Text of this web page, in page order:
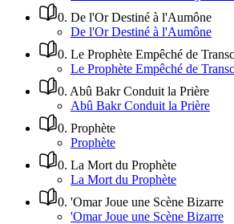
0. De l'Or Destiné à l'Aumône
De l'Or Destiné à l'Aumône
0. Le Prophète Empêché de
Le Prophète Empêché de
0. Abû Bakr Conduit la Prière
Abû Bakr Conduit la Prière
0. Prophète
Prophète
0. La Mort du Prophète
La Mort du Prophète
0. 'Omar Joue une Scène Bizarre
'Omar Joue une Scène Bizarre